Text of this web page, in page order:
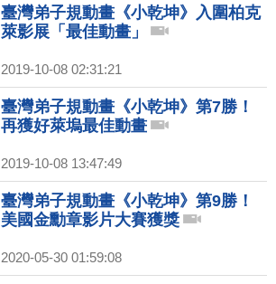
臺灣弟子規動畫《小乾坤》入圍柏克
萊影展「最佳動畫」
2019-10-08 02:31:21
臺灣弟子規動畫《小乾坤》第7勝！
再獲好萊塢最佳動畫
2019-10-08 13:47:49
臺灣弟子規動畫《小乾坤》第9勝！
美國金勳章影片大賽獲獎
2020-05-30 01:59:08